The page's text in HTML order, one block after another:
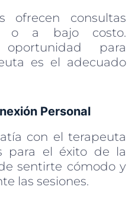
ofrecen consultas
o a bajo costo.
para
es el adecuado
Personal
con el terapeuta
para el éxito de la
sentirte cómodo y
las sesiones.